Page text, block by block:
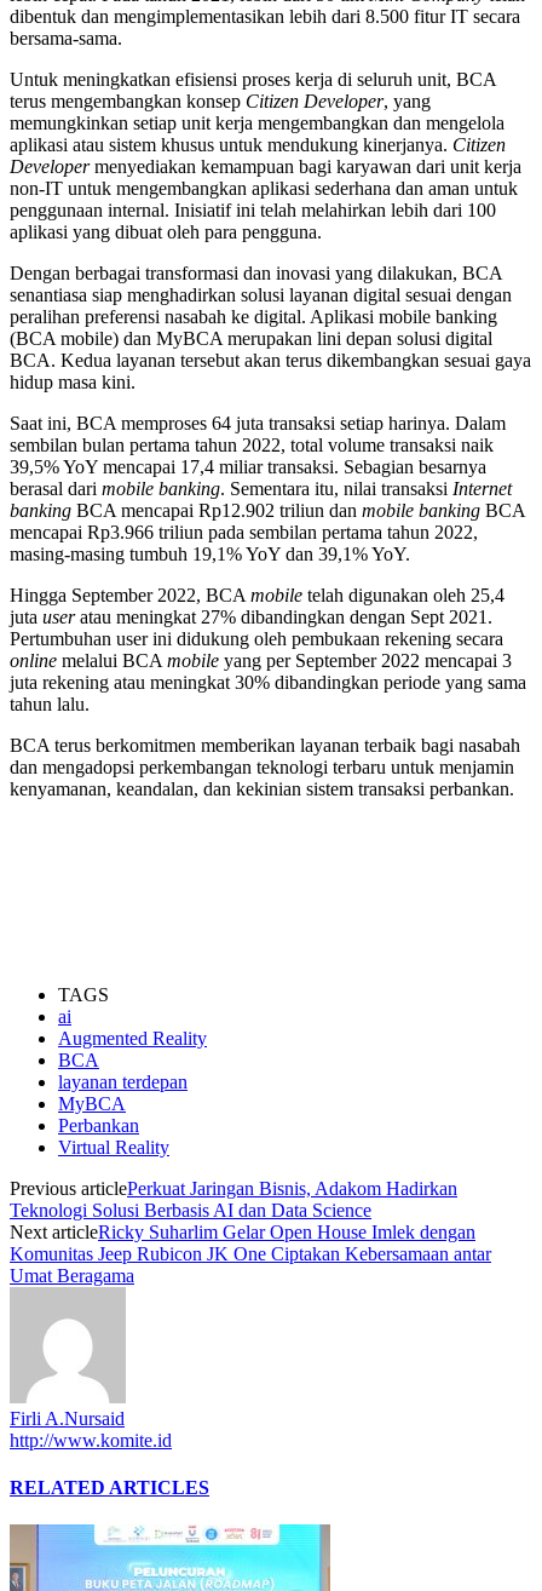
dibentuk dan mengimplementasikan lebih dari 8.500 fitur IT secara
bersama-sama.
Untuk meningkatkan efisiensi proses kerja di seluruh unit, BCA
terus mengembangkan konsep Citizen Developer, yang
memungkinkan setiap unit kerja mengembangkan dan mengelola
aplikasi atau sistem khusus untuk mendukung kinerjanya. Citizen
Developermenyediakan kemampuan bagi karyawan dari unit kerja
non-IT untuk mengembangkan aplikasi sederhana dan aman untuk
penggunaan internal. Inisiatif ini telah melahirkan lebih dari 100
aplikasi yang dibuat oleh para pengguna.
Dengan berbagai transformasi dan inovasi yang dilakukan, BCA
senantiasa siap menghadirkan solusi layanan digital sesuai dengan
peralihan preferensi nasabah ke digital. Aplikasi mobile banking
(BCA mobile) dan MyBCA merupakan lini depan solusi digital
BCA. Kedua layanan tersebut akan terus dikembangkan sesuai gaya
hidup masa kini.
Saat ini, BCA memproses 64 juta transaksi setiap harinya. Dalam
sembilan bulan pertama tahun 2022, total volume transaksi naik
39,5% YoY mencapai 17,4 miliar transaksi. Sebagian besarnya
berasal dari mobile banking. Sementara itu, nilai transaksi Internet
banking BCA mencapai Rp12.902 triliun dan mobile banking BCA
mencapai Rp3.966 triliun pada sembilan pertama tahun 2022,
masing-masing tumbuh 19,1% YoY dan 39,1% YoY.
Hingga September 2022, BCA mobile telah digunakan oleh 25,4
juta useratau meningkat 27% dibandingkan dengan Sept 2021.
Pertumbuhan user ini didukung oleh pembukaan rekening secara
online melalui BCA mobile yang per September 2022 mencapai 3
juta rekening atau meningkat 30% dibandingkan periode yang sama
tahun lalu.
BCA terus berkomitmen memberikan layanan terbaik bagi nasabah
dan mengadopsi perkembangan teknologi terbaru untuk menjamin
kenyamanan, keandalan, dan kekinian sistem transaksi perbankan.
TAGS
ai
Augmented Reality
BCA
layanan terdepan
MyBCA
Perbankan
Virtual Reality
Previous articlePerkuat Jaringan Bisnis, Adakom Hadirkan
Teknologi Solusi Berbasis AI dan Data Science
Next articleRicky Suharlim Gelar Open House Imlek dengan
Komunitas Jeep Rubicon JK One Ciptakan Kebersamaan antar
Umat Beragama
Firli A.Nursaid
http://www.komite.id
RELATED ARTICLES